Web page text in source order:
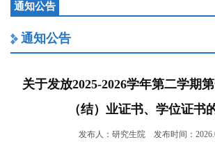
通知公告
通知公告
关于发放2025-2026学年第二学期
（结）业证书、学位证书
发布人：研究生院 发布时间：